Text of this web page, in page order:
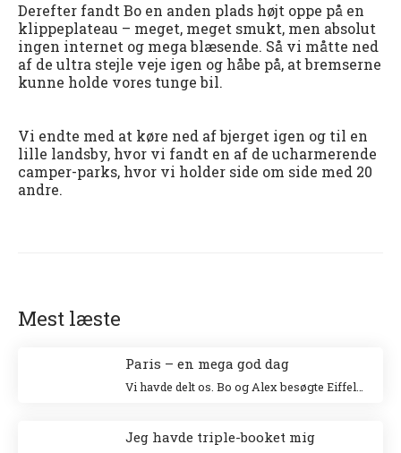
Derefter fandt Bo en anden plads højt oppe på en
klippeplateau – meget, meget smukt, men absolut
ingen internet og mega blæsende. Så vi måtte ned
af de ultra stejle veje igen og håbe på, at bremserne
kunne holde vores tunge bil.
Vi endte med at køre ned af bjerget igen og til en
lille landsby, hvor vi fandt en af de ucharmerende
camper-parks, hvor vi holder side om side med 20
andre.
Mest læste
Paris – en mega god dag
Jeg havde triple-booket mig